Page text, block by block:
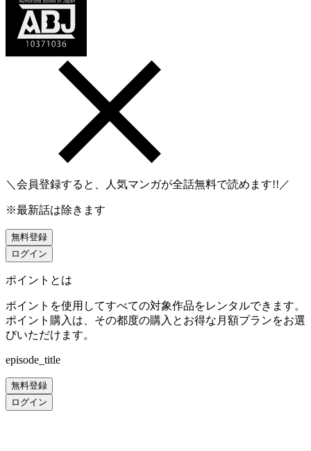
＼会員登録すると、人気マンガが全話無料で読めます!!／
※最新話は除きます
無料登録
ログイン
ポイントとは
ポイントを使用してすべての対象作品をレンタルできます。
ポイント購入は、その都度の購入とお得な月額プランをお選
びいただけます。
episode_title
無料登録
ログイン